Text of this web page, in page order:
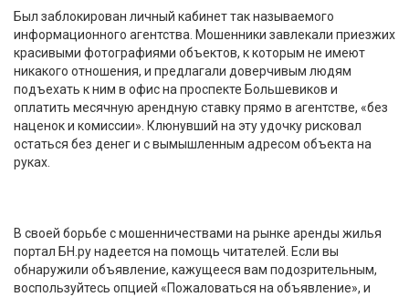
Был заблокирован личный кабинет так называемого
информационного агентства. Мошенники завлекали приезжих
красивыми фотографиями объектов, к которым не имеют
никакого отношения, и предлагали доверчивым людям
подъехать к ним в офис на проспекте Большевиков и
оплатить месячную арендную ставку прямо в агентстве, «без
наценок и комиссии». Клюнувший на эту удочку рисковал
остаться без денег и с вымышленным адресом объекта на
руках.
В своей борьбе с мошенничествами на рынке аренды жилья
портал БН.ру надеется на помощь читателей. Если вы
обнаружили объявление, кажущееся вам подозрительным,
воспользуйтесь опцией «Пожаловаться на объявление», и